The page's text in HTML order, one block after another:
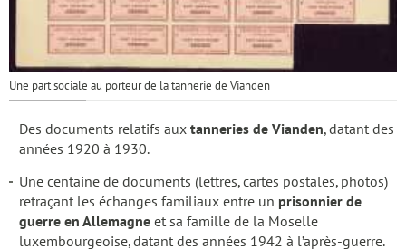
Une part sociale au porteur de la tannerie de Vianden
Des documents relatifs aux tanneries de Vianden, datant des
années 1920 à 1930.
Une centaine de documents (lettres, cartes postales, photos)
retraçant les échanges familiaux entre un prisonnier de
guerre en Allemagne et sa famille de la Moselle
luxembourgeoise, datant des années 1942 à l’après-guerre.